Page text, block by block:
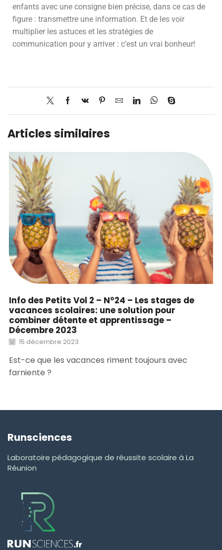
enfants avec une consigne bien précise, dans ce cas de
figure : transmettre une information. Et de les voir
multiplier les astuces et les stratégies de
communication pour y arriver : c’est un vrai bonheur!
Articles similaires
Info des Petits Vol 2 – N°24 – Les stages de
vacances scolaires: une solution pour
combiner détente et apprentissage –
Décembre 2023
15 décembre 2023
Est-ce que les vacances riment toujours avec
farniente ?
Runsciences
Laboratoire pédagogique de réussite scolaire à La
Réunion